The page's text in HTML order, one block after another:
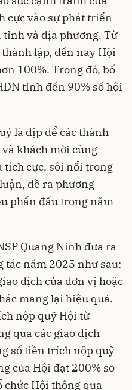
cực vào sự phát triển
tỉnh và địa phương. Từ
lập, đến nay Hội
100%. Trong đó, bổ
tỉnh đến 90% số hội
là dịp để các thành
khách mời cùng
cực, sôi nổi trong
đề ra phương
phấn đấu trong năm
Quảng Ninh đưa ra
tác năm 2025 như sau:
dịch của đơn vị hoặc
mang lại hiệu quả.
nộp quỹ Hội từ
qua các giao dịch
số tiền trích nộp quỹ
của Hội đạt 200% so
Hội thông qua